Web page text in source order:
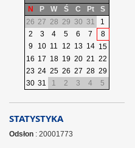
N
P W Ś C Pt
S
26 27 28 29 30 31
1
2
3 4 5 6 7
8
9
10 11 12 13 14 15
16 17 18 19 20 21 22
23 24 25 26 27 28 29
30 31 1 2 3 4 5
STATYSTYKA
Odsłon: 20001773